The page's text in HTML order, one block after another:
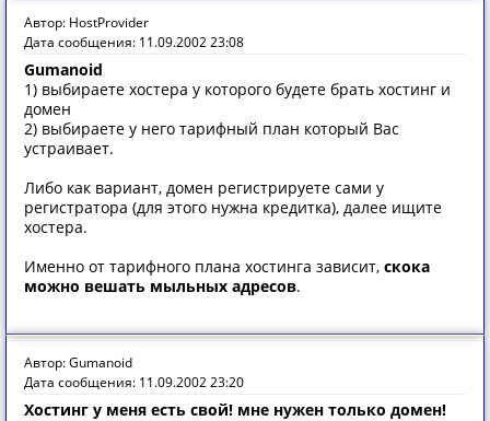
Автор: HostProvider
Дата сообщения: 11.09.2002 23:08
Gumanoid
1) выбираете хостера у которого будете брать хостинг и
домен
2) выбираете у него тарифный план который Вас
устраивает.
Либо как вариант, домен регистрируете сами у
регистратора (для этого нужна кредитка), далее ищите
хостера.
Именно от тарифного плана хостинга зависит, скока
можно вешать мыльных адресов.
Автор: Gumanoid
Дата сообщения: 11.09.2002 23:20
Хостинг у меня есть свой! мне нужен только домен!